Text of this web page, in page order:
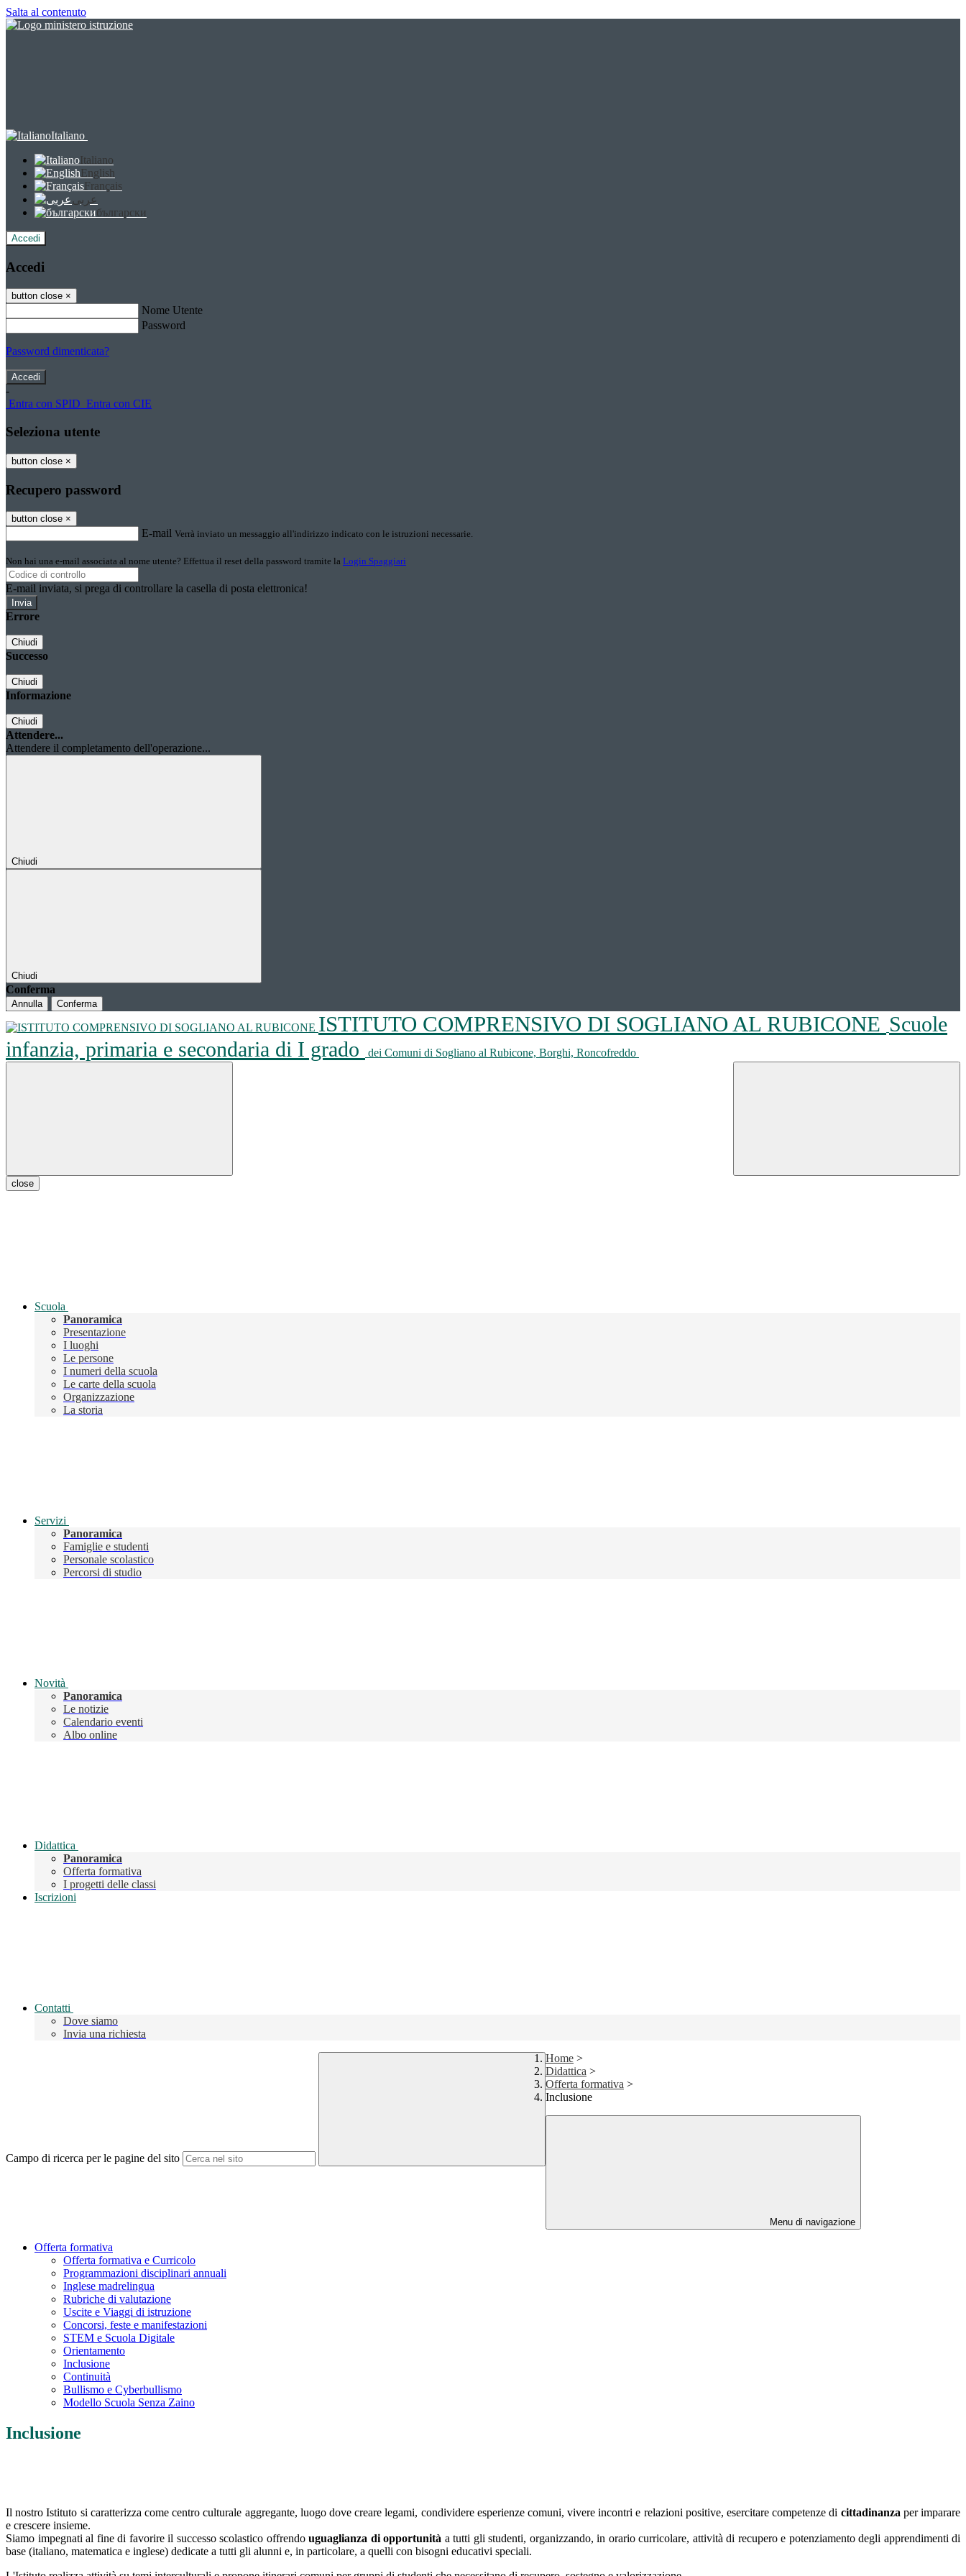
Salta al contenuto
Italiano
Italiano
English
Français
عربى
български
Accedi
Accedi
button close ×
Nome Utente
Password
Password dimenticata?
-
Entra con SPID Entra con CIE
Seleziona utente
button close ×
Recupero password
button close ×
E-mail Verrà inviato un messaggio all'indirizzo indicato con le istruzioni necessarie.
Non hai una e-mail associata al nome utente? Effettua il reset della password tramite la Login Spaggiari
E-mail inviata, si prega di controllare la casella di posta elettronica!
Errore
Chiudi
Successo
Chiudi
Informazione
Chiudi
Attendere...
Attendere il completamento dell'operazione...
Chiudi
Chiudi
Conferma
Annulla Conferma
ISTITUTO COMPRENSIVO DI SOGLIANO AL RUBICONE Scuole
infanzia, primaria e secondaria di I grado
dei Comuni di Sogliano al Rubicone, Borghi, Roncofreddo
close
Scuola
Panoramica
Presentazione
I luoghi
Le persone
I numeri della scuola
Le carte della scuola
Organizzazione
La storia
Servizi
Panoramica
Famiglie e studenti
Personale scolastico
Percorsi di studio
Novità
Panoramica
Le notizie
Calendario eventi
Albo online
Didattica
Panoramica
Offerta formativa
I progetti delle classi
Iscrizioni
Contatti
Dove siamo
Invia una richiesta
Campo di ricerca per le pagine del sito
Home >
Didattica >
Offerta formativa >
Inclusione
Menu di navigazione
Offerta formativa
Offerta formativa e Curricolo
Programmazioni disciplinari annuali
Inglese madrelingua
Rubriche di valutazione
Uscite e Viaggi di istruzione
Concorsi, feste e manifestazioni
STEM e Scuola Digitale
Orientamento
Inclusione
Continuità
Bullismo e Cyberbullismo
Modello Scuola Senza Zaino
Inclusione
Il nostro Istituto si caratterizza come centro culturale aggregante, luogo dove creare legami, condividere esperienze comuni, vivere incontri e relazioni positive, esercitare competenze di cittadinanza per imparare
e crescere insieme.
Siamo impegnati al fine di favorire il successo scolastico offrendouguaglianza di opportunità a tutti gli studenti, organizzando, in orario curricolare, attività di recupero e potenziamento degli apprendimenti di
base (italiano, matematica e inglese) dedicate a tutti gli alunni e, in particolare, a quelli con bisogni educativi speciali.